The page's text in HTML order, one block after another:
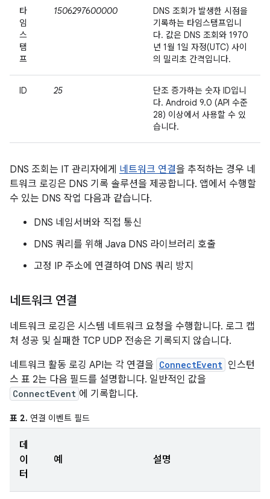
타
임
스
탬
프
1506297600000
DNS 조회가 발생한 시점을
기록하는 타임스탬프입니
다. 값은 DNS 조회와 1970
년 1월 1일 자정(UTC) 사이
의 밀리초 간격입니다.
ID 25
단조 증가하는 숫자 ID입니
다. Android 9.0 (API 수준
28) 이상에서 사용할 수 있
습니다.
DNS 조회는 IT 관리자에게 네트워크 연결을 추적하는 경우 네
트워크 로깅은 DNS 기록 솔루션을 제공합니다. 앱에서 수행할
수 있는 DNS 작업 다음과 같습니다.
DNS 네임서버와 직접 통신
DNS 쿼리를 위해 Java DNS 라이브러리 호출
고정 IP 주소에 연결하여 DNS 쿼리 방지
네트워크 연결
네트워크 로깅은 시스템 네트워크 요청을 수행합니다. 로그 캡
처 성공 및 실패한 TCP UDP 전송은 기록되지 않습니다.
네트워크 활동 로깅 API는 각 연결을 ConnectEvent 인스턴
스 표 2는 다음 필드를 설명합니다. 일반적인 값을
ConnectEvent 에 기록합니다.
표 2. 연결 이벤트 필드
데
이
터
예 설명